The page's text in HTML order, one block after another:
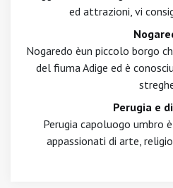
ed attrazioni, vi
Nogaredo èun piccolo borgo
del fiuma Adige ed è
Perugia e
Perugia capoluogo umbro
appassionati di arte,